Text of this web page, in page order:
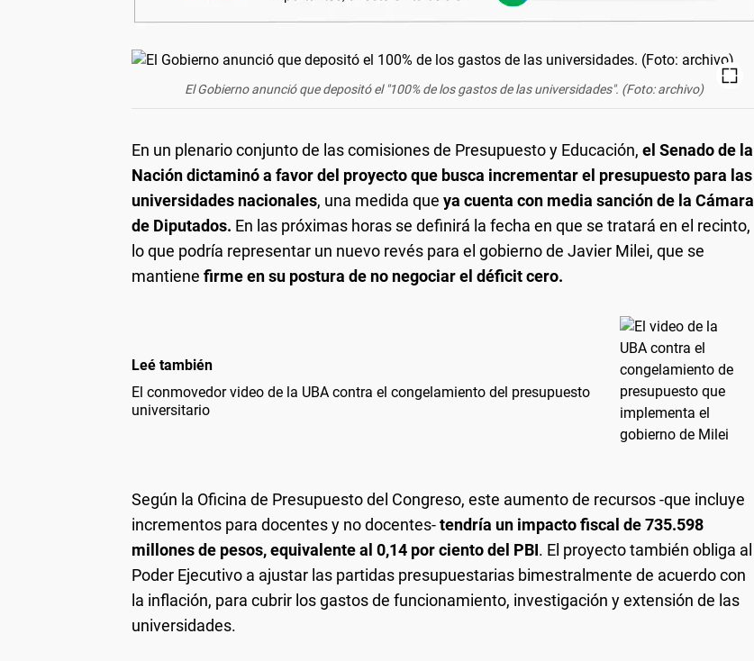
El Gobierno anunció que depositó el "100% de los gastos de las universidades". (Foto: archivo)
En un plenario conjunto de las comisiones de Presupuesto y Educación, el Senado de la
Nación dictaminó a favor del proyecto que busca incrementar el presupuesto para las
universidades nacionales, una medida que ya cuenta con media sanción de la Cámara
de Diputados. En las próximas horas se definirá la fecha en que se tratará en el recinto,
lo que podría representar un nuevo revés para el gobierno de Javier Milei, que se
mantiene firme en su postura de no negociar el déficit cero.
Leé también
El conmovedor video de la UBA contra el congelamiento del presupuesto
universitario
Según la Oficina de Presupuesto del Congreso, este aumento de recursos -que incluye
incrementos para docentes y no docentes-tendría un impacto fiscal de 735.598
millones de pesos, equivalente al 0,14 por ciento del PBI. El proyecto también obliga al
Poder Ejecutivo a ajustar las partidas presupuestarias bimestralmente de acuerdo con
la inflación, para cubrir los gastos de funcionamiento, investigación y extensión de las
universidades.